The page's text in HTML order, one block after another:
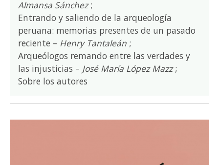
Almansa Sánchez;
Entrando y saliendo de la arqueología
peruana: memorias presentes de un pasado
reciente – Henry Tantaleán ;
Arqueólogos remando entre las verdades y
las injusticias – José María López Mazz;
Sobre los autores